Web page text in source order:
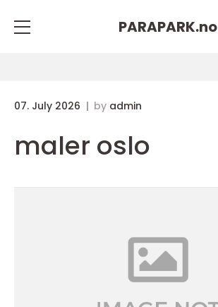
PARAPARK.no
07. July 2026 by admin
maler oslo